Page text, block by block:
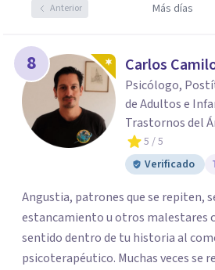
Anterior Más días
8 Carlos
Psicólogo,
de Adultos e
Trastornos del
5 / 5
Verificado
Angustia, patrones que se repiten,
estancamiento u otros malestares
sentido dentro de tu historia al
psicoterapéutico. Muchas veces se